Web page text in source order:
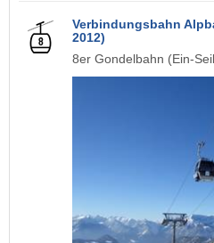
Verbindungsbahn
2012)
8er Gondelbahn (Ein-